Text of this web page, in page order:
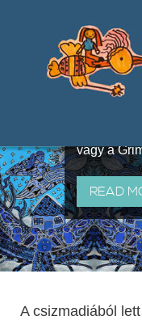
útján
melyeket
állítottak
vagy a
READ
A csizmadiából